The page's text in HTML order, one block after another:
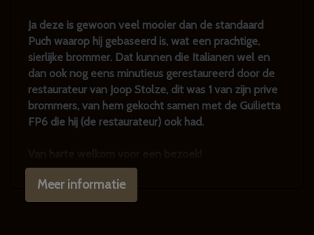
Ja deze is gewoon veel mooier dan de standaard
Puch waarop hij gebaseerd is, wat een prachtige,
sierlijke brommer. Dat kunnen die Italianen wel en
dan ook nog eens minutieus gerestaureerd door de
restaurateur van Joop Stolze, dit was 1 van zijn prive
brommers, van hem gekocht samen met de Guilietta
FP6 die hij (de restaurateur) ook had.
We hebben altijd zo'n 10-15 Volvo's V70 / 850 / 940
/ 960 in alle uitvoeringen met of zonder lpg, turbo,
Meer informatie